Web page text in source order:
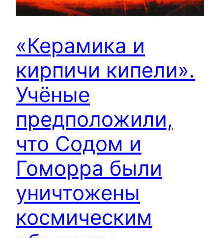
«Керамика и
кирпичи кипели».
Учёные
предположили,
что Содом и
Гоморра были
уничтожены
космическим